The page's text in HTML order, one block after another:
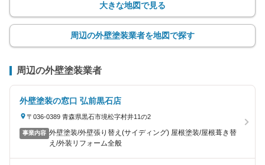
大きな地図で見る
周辺の外壁塗装業者を地図で探す
周辺の外壁塗装業者
外壁塗装の窓口 弘前黒石店
〒036-0389 青森県黒石市境松字村井11の2
事業内容 外壁塗装/外壁張り替え(サイディング) 屋根塗装/屋根葺き替
え/外装リフォーム全般